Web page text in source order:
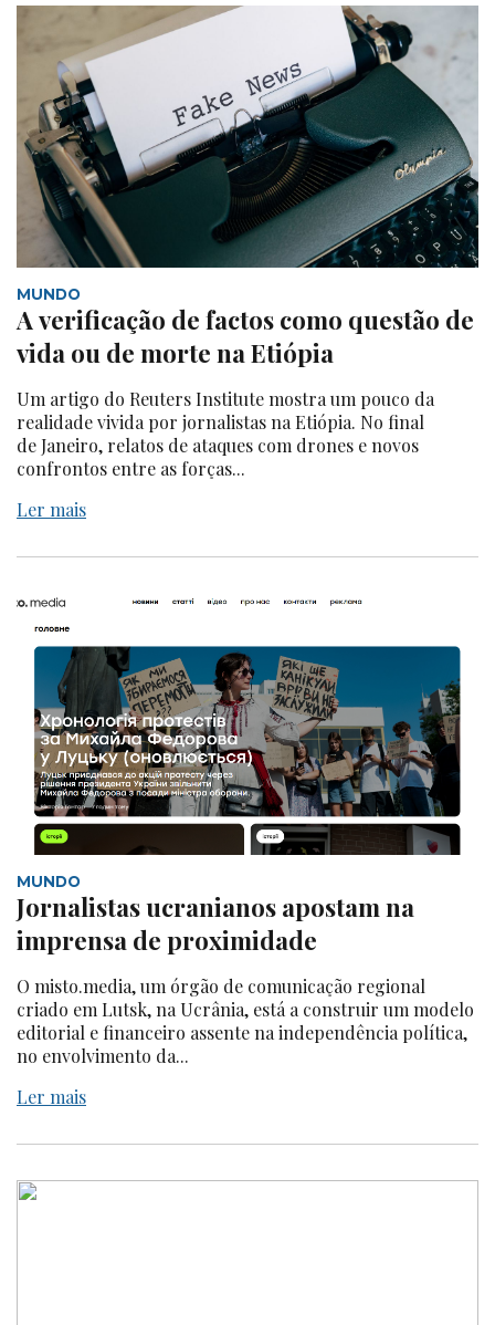
MUNDO
A verificação de factos como questão de
vida ou de morte na Etiópia
Um artigo do Reuters Institute mostra um pouco da
realidade vivida por jornalistas na Etiópia. No final
de Janeiro, relatos de ataques com drones e novos
confrontos entre as forças...
Ler mais
MUNDO
Jornalistas ucranianos apostam na
imprensa de proximidade
O misto.media, um órgão de comunicação regional
criado em Lutsk, na Ucrânia, está a construir um modelo
editorial e financeiro assente na independência política,
no envolvimento da...
Ler mais